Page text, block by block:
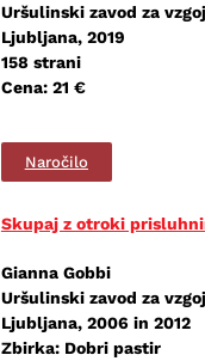
Uršulinski zavod za
Ljubljana, 2019
158 strani
Cena: 21 €
Naročilo
Skupaj z otroki
Gianna Gobbi
Uršulinski zavod za
Ljubljana, 2006 in 2012
Zbirka: Dobri pastir